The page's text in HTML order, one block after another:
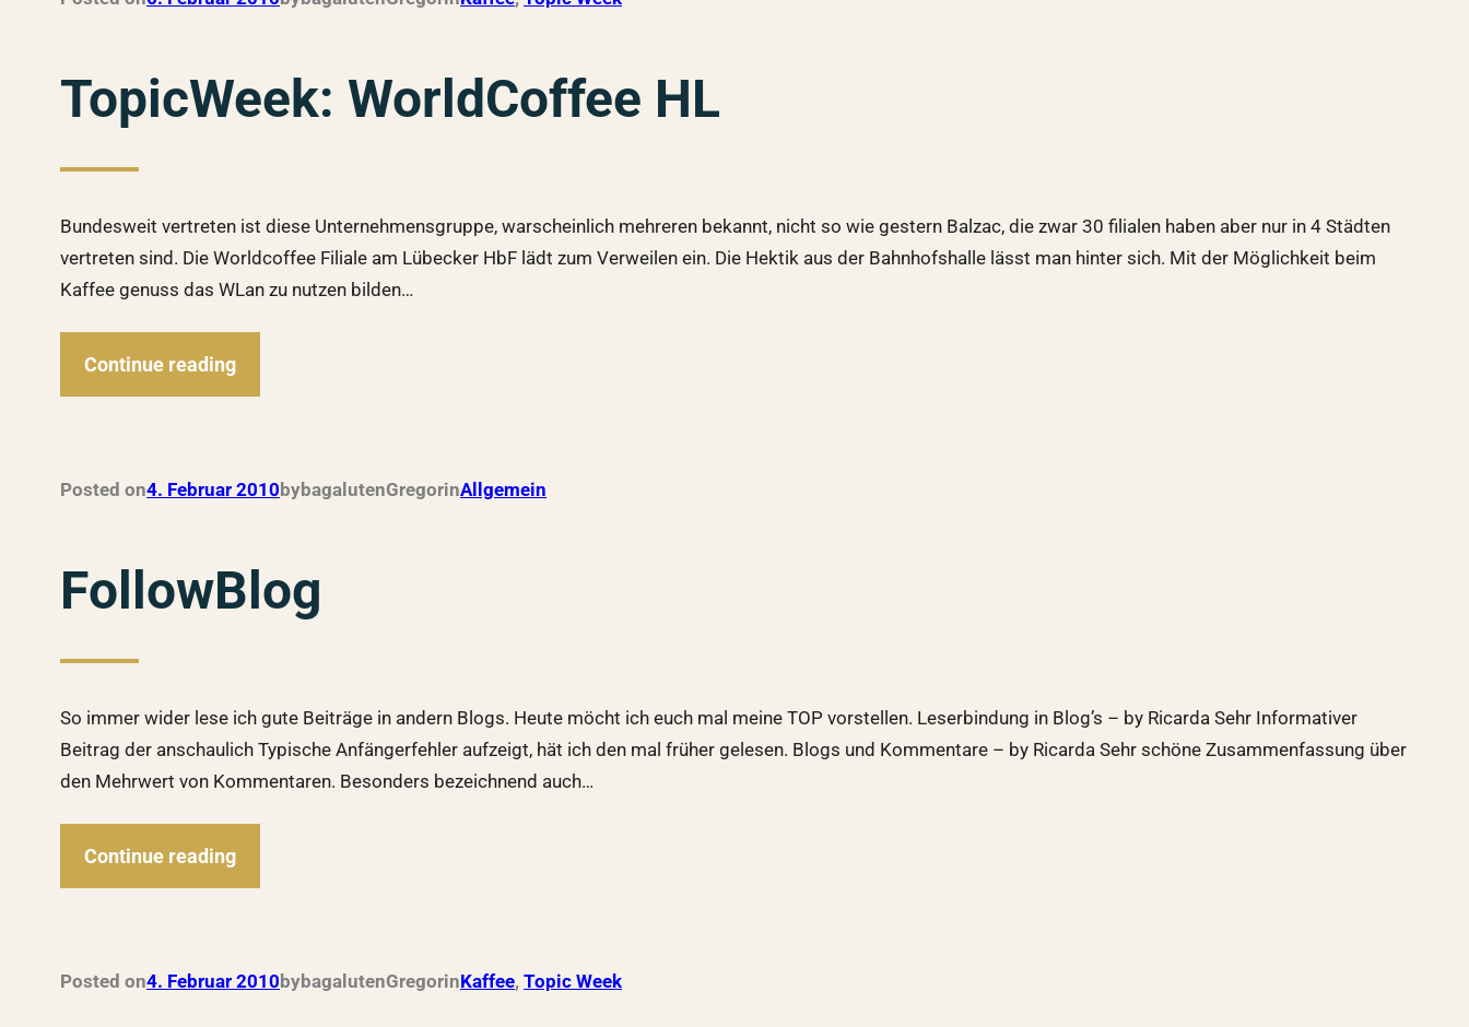
TopicWeek: WorldCoffee HL
Bundesweit vertreten ist diese Unternehmensgruppe, warscheinlich mehreren bekannt, nicht so wie gestern Balzac, die zwar 30 filialen haben aber nur in 4 Städten
vertreten sind. Die Worldcoffee Filiale am Lübecker HbF lädt zum Verweilen ein. Die Hektik aus der Bahnhofshalle lässt man hinter sich. Mit der Möglichkeit beim
Kaffee genuss das WLan zu nutzen bilden…
Continue reading
Posted on4. Februar 2010 bybagalutenGregorinAllgemein
FollowBlog
So immer wider lese ich gute Beiträge in andern Blogs. Heute möcht ich euch mal meine TOP vorstellen. Leserbindung in Blog’s – by Ricarda Sehr Informativer
Beitrag der anschaulich Typische Anfängerfehler aufzeigt, hät ich den mal früher gelesen. Blogs und Kommentare – by Ricarda Sehr schöne Zusammenfassung über
den Mehrwert von Kommentaren. Besonders bezeichnend auch…
Continue reading
Posted on4. Februar 2010 bybagalutenGregorinKaffee, Topic Week